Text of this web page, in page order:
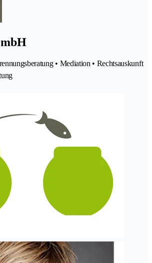
• Mediation • Rechtsauskunft